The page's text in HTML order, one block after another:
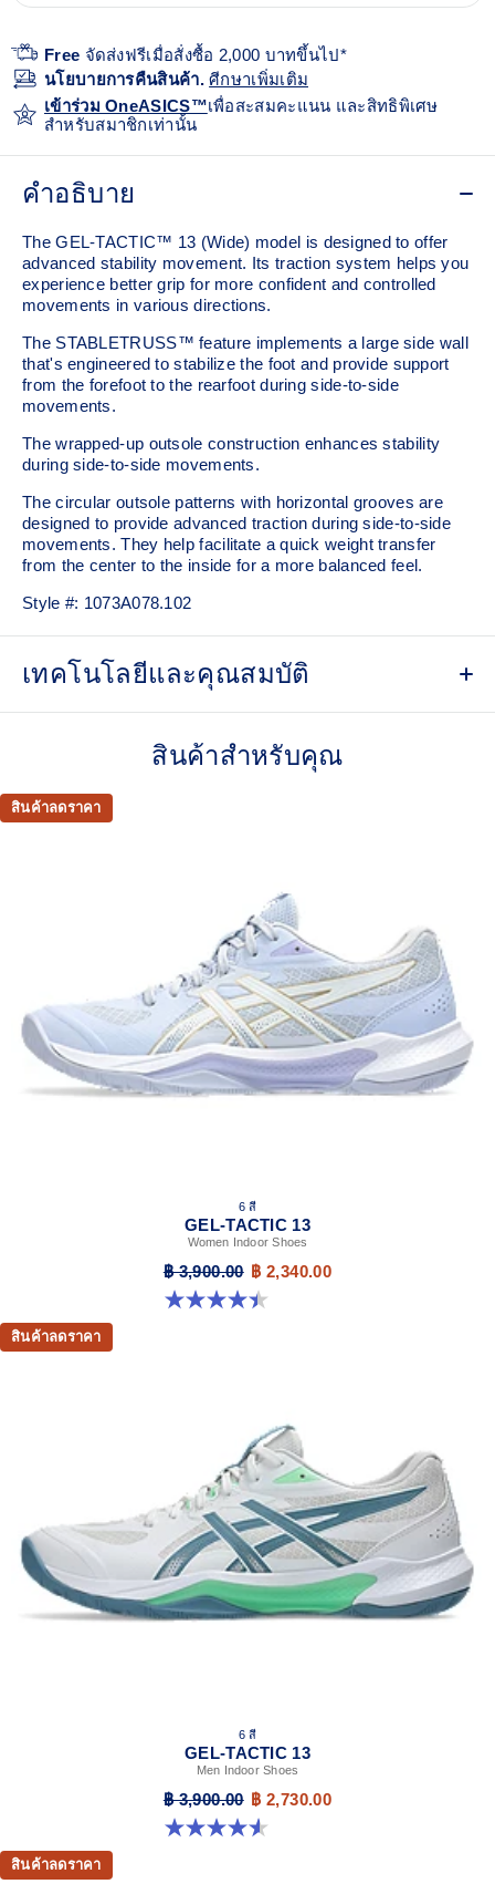
Free จัดส่งฟรีเมื่อสั่งซื้อ 2,000 บาทขึ้นไป*
นโยบายการคืนสินค้า.ศีกษาเพิ่มเติม
เข้าร่วม OneASICS™เพื่อสะสมคะแนน และสิทธิพิเศษ
สำหรับสมาชิกเท่านั้น
คำอธิบาย
The GEL-TACTIC™ 13 (Wide) model is designed to offer
advanced stability movement. Its traction system helps you
experience better grip for more confident and controlled
movements in various directions.​
The STABLETRUSS™ feature implements a large side wall
that's engineered to stabilize the foot and provide support
from the forefoot to the rearfoot during side-to-side
movements.
The wrapped-up outsole construction enhances stability
during side-to-side movements.
The circular outsole patterns with horizontal grooves are
designed to provide advanced traction during side-to-side
movements. They help facilitate a quick weight transfer
from the center to the inside for a more balanced feel.
Style #: 1073A078.102
เทคโนโลยีและคุณสมบัติ
STABLETRUSS™ technology
Wrapped-up outsole construction
Helps provide impact absorption and softer landings
The sockliner is produced with a solution dyeing
process that reduces water usage by approximately
33% and carbon emissions by approximately 45%
compared to the conventional dyeing technology
สินค้าสำหรับคุณ
สินค้าลดราคา
6 สี
GEL-TACTIC 13
Women Indoor Shoes
฿ 3,900.00 ฿ 2,340.00
4.4 จาก 5 ดาว 12 รีวิว
สินค้าลดราคา
6 สี
GEL-TACTIC 13
Men Indoor Shoes
฿ 3,900.00 ฿ 2,730.00
4.6 จาก 5 ดาว 33 รีวิว
สินค้าลดราคา